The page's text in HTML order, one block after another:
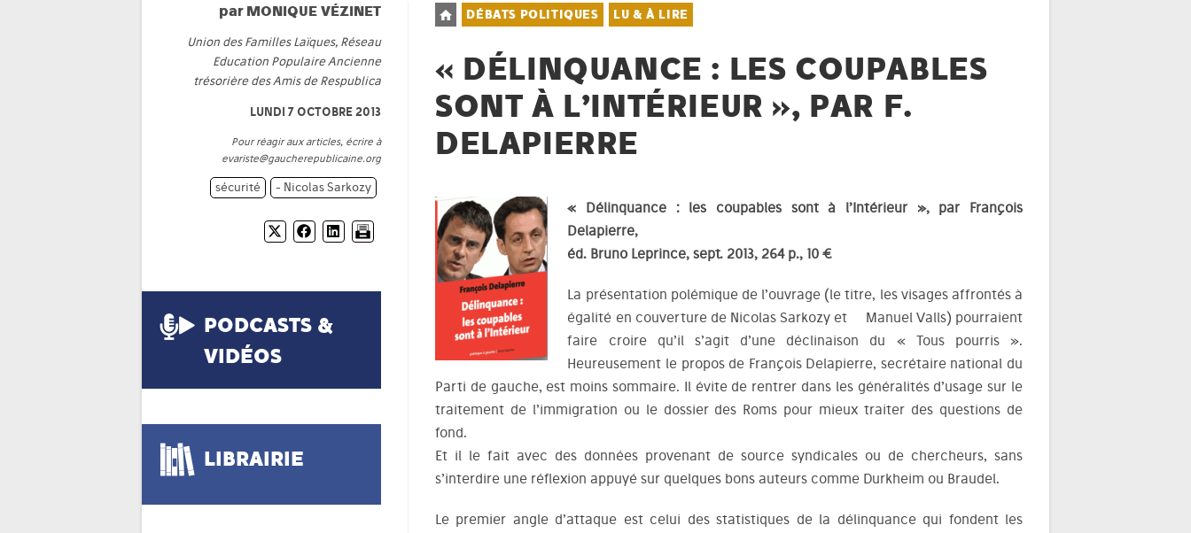
Post
category:
DÉBATS POLITIQUES LU & À LIRE
« DÉLINQUANCE : LES COUPABLES
SONT À L’INTÉRIEUR », PAR F.
DELAPIERRE
« Délinquance : les coupables sont à l’Intérieur », par François
Delapierre,
éd. Bruno Leprince, sept. 2013, 264 p., 10 €
La présentation polémique de l’ouvrage (le titre, les visages affrontés à
égalité en couverture de Nicolas Sarkozy et Manuel Valls) pourraient
faire croire qu’il s’agit d’une déclinaison du « Tous pourris ».
Heureusement le propos de François Delapierre, secrétaire national du
Parti de gauche, est moins sommaire. Il évite de rentrer dans les généralités d’usage sur le
traitement de l’immigration ou le dossier des Roms pour mieux traiter des questions de
fond.
Et il le fait avec des données provenant de source syndicales ou de chercheurs, sans
s’interdire une réflexion appuyé sur quelques bons auteurs comme Durkheim ou Braudel.
Le premier angle d’attaque est celui des statistiques de la délinquance qui fondent les
par MONIQUE VÉZINET
Union des Familles Laïques, Réseau
Education Populaire Ancienne
trésorière des Amis de Respublica
LUNDI 7 OCTOBRE 2013
Pour réagir aux articles, écrire à
evariste@gaucherepublicaine.org
- Nicolas Sarkozy
sécurité
PODCASTS &
VIDÉOS
LIBRAIRIE